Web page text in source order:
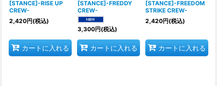
[STANCE]-RISE UP
CREW-
2,420円(税込)
カートに入れる
[STANCE]-FREDDY
CREW-
3,300円(税込)
カートに入れる
[STANCE]-FREEDOM
STRIKE CREW-
2,420円(税込)
カートに入れる